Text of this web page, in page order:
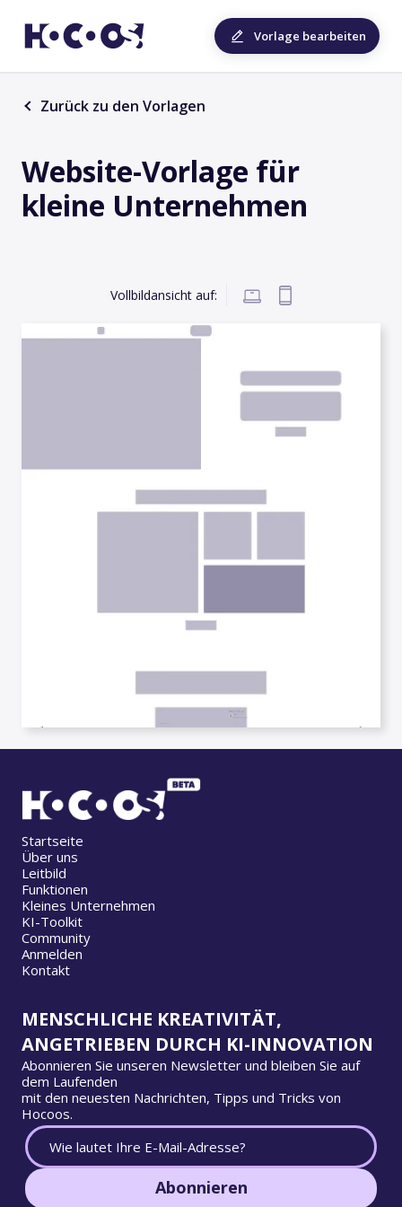
Vorlage bearbeiten
Zurück zu den Vorlagen
Website-Vorlage für
kleine Unternehmen
Vollbildansicht auf:
Startseite
Über uns
Leitbild
Funktionen
Kleines Unternehmen
KI-Toolkit
Community
Anmelden
Kontakt
MENSCHLICHE KREATIVITÄT,
ANGETRIEBEN DURCH KI-INNOVATION
Abonnieren Sie unseren Newsletter und bleiben Sie auf
dem Laufenden
mit den neuesten Nachrichten, Tipps und Tricks von
Hocoos.
Abonnieren